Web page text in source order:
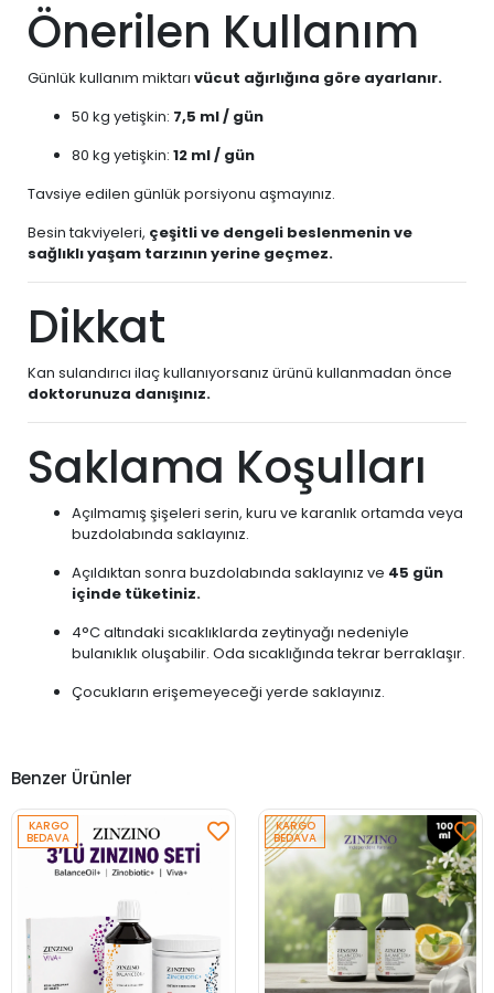
Önerilen Kullanım
Günlük kullanım miktarı vücut ağırlığına göre ayarlanır.
50 kg yetişkin: 7,5 ml / gün
80 kg yetişkin: 12 ml / gün
Tavsiye edilen günlük porsiyonu aşmayınız.
Besin takviyeleri, çeşitli ve dengeli beslenmenin ve
sağlıklı yaşam tarzının yerine geçmez.
Dikkat
Kan sulandırıcı ilaç kullanıyorsanız ürünü kullanmadan önce
doktorunuza danışınız.
Saklama Koşulları
Açılmamış şişeleri serin, kuru ve karanlık ortamda veya
buzdolabında saklayınız.
Açıldıktan sonra buzdolabında saklayınız ve 45 gün
içinde tüketiniz.
4°C altındaki sıcaklıklarda zeytinyağı nedeniyle
bulanıklık oluşabilir. Oda sıcaklığında tekrar berraklaşır.
Çocukların erişemeyeceği yerde saklayınız.
Benzer Ürünler
KARGO
BEDAVA
KARGO
BEDAVA